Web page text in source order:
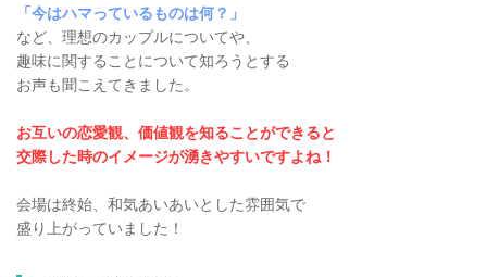
「今はハマっているものは何？」
など、理想のカップルについてや、
趣味に関することについて知ろうとする
お声も聞こえてきました。
お互いの恋愛観、価値観を知ることができると
交際した時のイメージが湧きやすいですよね！
会場は終始、和気あいあいとした雰囲気で
盛り上がっていました！